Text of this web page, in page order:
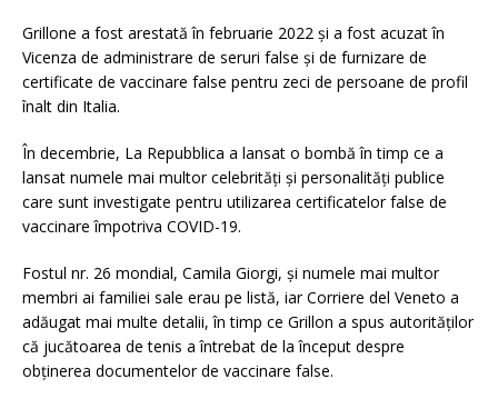
Grillone a fost arestată în februarie 2022 și a fost acuzat în
Vicenza de administrare de seruri false și de furnizare de
certificate de vaccinare false pentru zeci de persoane de profil
înalt din Italia.
În decembrie, La Repubblica a lansat o bombă în timp ce a
lansat numele mai multor celebrități și personalități publice
care sunt investigate pentru utilizarea certificatelor false de
vaccinare împotriva COVID-19.
Fostul nr. 26 mondial, Camila Giorgi, și numele mai multor
membri ai familiei sale erau pe listă, iar Corriere del Veneto a
adăugat mai multe detalii, în timp ce Grillon a spus autorităților
că jucătoarea de tenis a întrebat de la început despre
obținerea documentelor de vaccinare false.